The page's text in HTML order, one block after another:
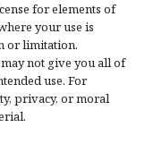
for elements of
your use is
or limitation.
not give you all of
use. For
privacy, or moral